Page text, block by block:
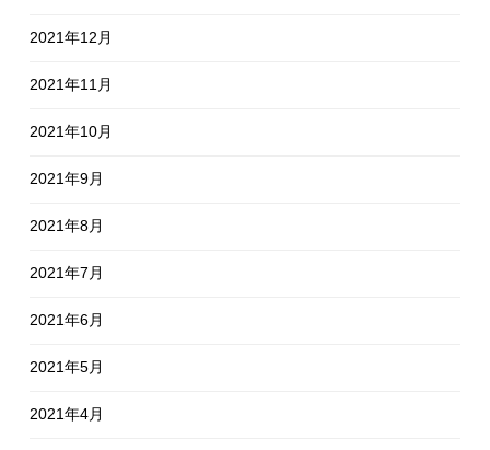
2021年12月
2021年11月
2021年10月
2021年9月
2021年8月
2021年7月
2021年6月
2021年5月
2021年4月